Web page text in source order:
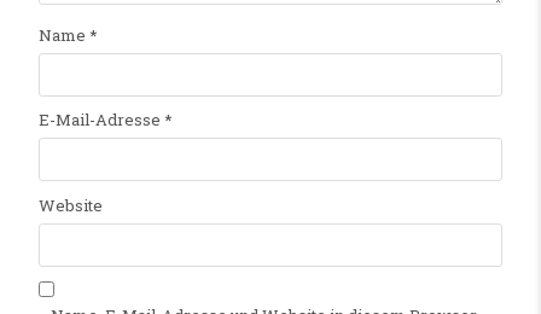
Name *
E-Mail-Adresse *
Website